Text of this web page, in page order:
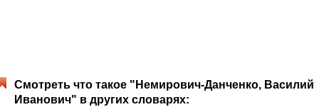
Смотреть что такое "Немирович-Данченко, Василий
Иванович" в других словарях: